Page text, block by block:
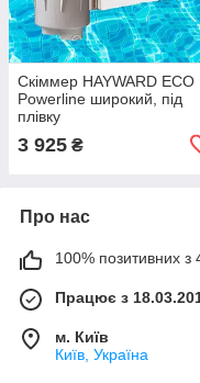
Скіммер HAYWARD ECO
Powerline широкий, під
плівку
3 925 ₴
Про нас
100% позитивних з
Працює з
м. Київ
Київ, Україна